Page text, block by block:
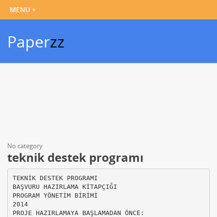
Paperzz
No category
teknik destek programı
TEKNİK DESTEK PROGRAMI
BAŞVURU HAZIRLAMA KİTAPÇIĞI
PROGRAM YÖNETİM BİRİMİ
2014
PROJE HAZIRLAMAYA BAŞLAMADAN ÖNCE: